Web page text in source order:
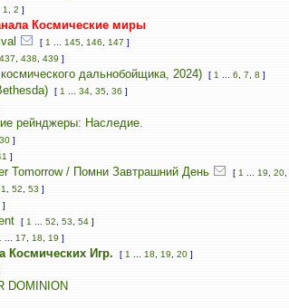
1 2 ]
Космические миры
[ 1 145, 146, 147 ]
437 438 439 ]
дальнобойщика, 2024) [ 1 6, 7 8 ]
[ 1 34, 35, 36]
рейнджеры: Наследие.
30]
]
Tomorrow / Помни Завтрашний День [ 1 19 20,
52 53 ]
]
[ 1 52 53 54]
17 18 19 ]
Космических Игр. [ 1 18 19 20]
DOMINION